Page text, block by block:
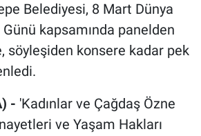
Belediyesi, 8 Mart Dünya
kapsamında panelden
söyleşiden konsere kadar pek
- 'Kadınlar ve Çağdaş Özne
ve Yaşam Hakları